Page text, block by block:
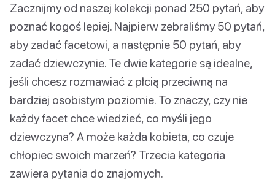
Zacznijmy od naszej kolekcji ponad 250 pytań, aby
poznać kogoś lepiej. Najpierw zebraliśmy 50 pytań,
aby zadać facetowi, a następnie 50 pytań, aby
zadać dziewczynie. Te dwie kategorie są idealne,
jeśli chcesz rozmawiać z płcią przeciwną na
bardziej osobistym poziomie. To znaczy, czy nie
każdy facet chce wiedzieć, co myśli jego
dziewczyna? A może każda kobieta, co czuje
chłopiec swoich marzeń? Trzecia kategoria
zawiera pytania do znajomych.